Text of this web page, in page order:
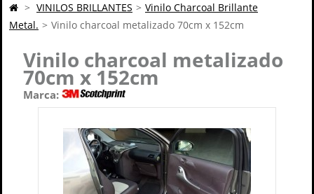
> VINILOS BRILLANTES > Vinilo Charcoal Brillante
Metal. > Vinilo charcoal metalizado 70cm x 152cm
Vinilo charcoal metalizado
70cm x 152cm
Marca: